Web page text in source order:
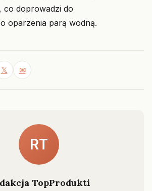
co doprowadzi do
oparzenia parą wodną.
𝕏 ✉
RT
TopProdukti